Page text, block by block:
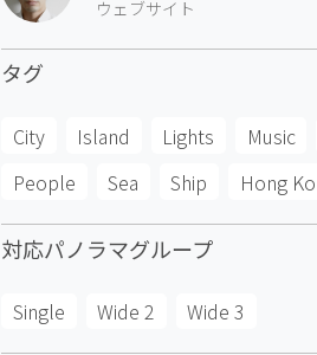
ウェブサイト
タグ
City Island Lights Music
People
Sea Ship Hong
対応パノラマグループ
Single Wide 2 Wide 3